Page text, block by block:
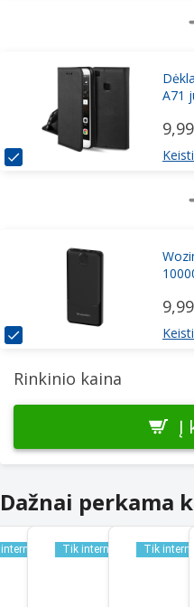
A71
Rinkinio kaina
Į
Dažnai perkama
Tik internetu Tik